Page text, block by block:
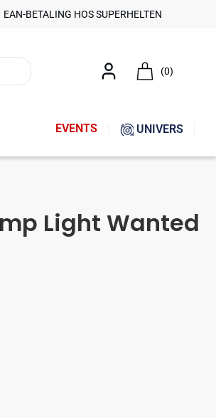
EAN-BETALING HOS SUPERHELTEN
(0)
EVENTS UNIVERS
Light Wanted